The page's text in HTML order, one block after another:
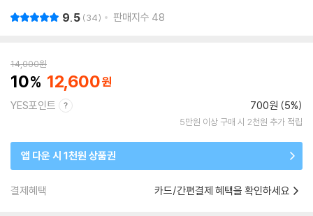
9.5 34 판매지수 48
14,000원
10 12,600
YES포인트 700원 (5%)
5만원 이상 구매 시 2천원 추가 적립
앱 다운 시 1천원 상품권
결제혜택 카드/간편결제 혜택을 확인하세요